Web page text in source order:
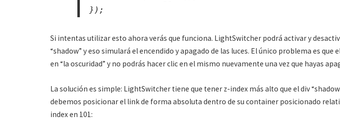
});
Si intentas utilizar esto ahora verás que funciona. LightSwitcher podrá activar y
“shadow” y eso simulará el encendido y apagado de las luces. El único problema es
en “la oscuridad” y no podrás hacer clic en el mismo nuevamente una vez que hayas
La solución es simple: LightSwitcher tiene que tener z-index más alto que el div
debemos posicionar el link de forma absoluta dentro de su container posicionado
index en 101: